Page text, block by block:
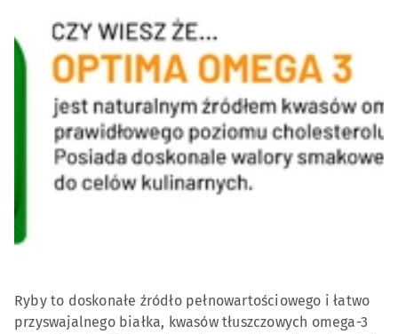
Ryby to doskonałe źródło pełnowartościowego i łatwo
przyswajalnego białka, kwasów tłuszczowych omega-3